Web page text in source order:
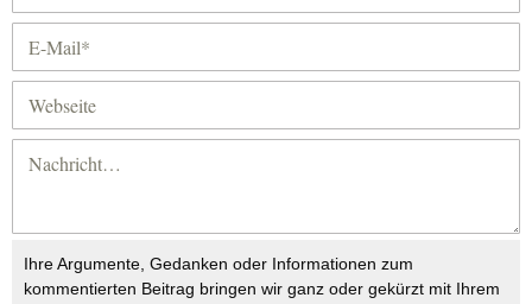
Ihre Argumente, Gedanken oder Informationen zum
kommentierten Beitrag bringen wir ganz oder gekürzt mit Ihrem